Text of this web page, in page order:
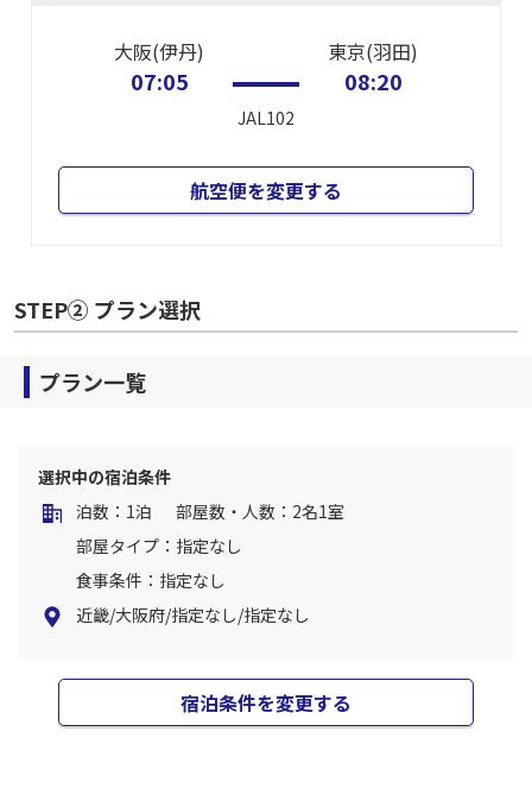
大阪(伊丹)
07:05
JAL102
東京(羽田)
08:20
航空便を変更する
STEP② プラン選択
プラン一覧
選択中の宿泊条件
泊数：1泊
部屋数・人数：2名1室
部屋タイプ：指定なし
食事条件：指定なし
近畿/大阪府/指定なし/指定なし
宿泊条件を変更する